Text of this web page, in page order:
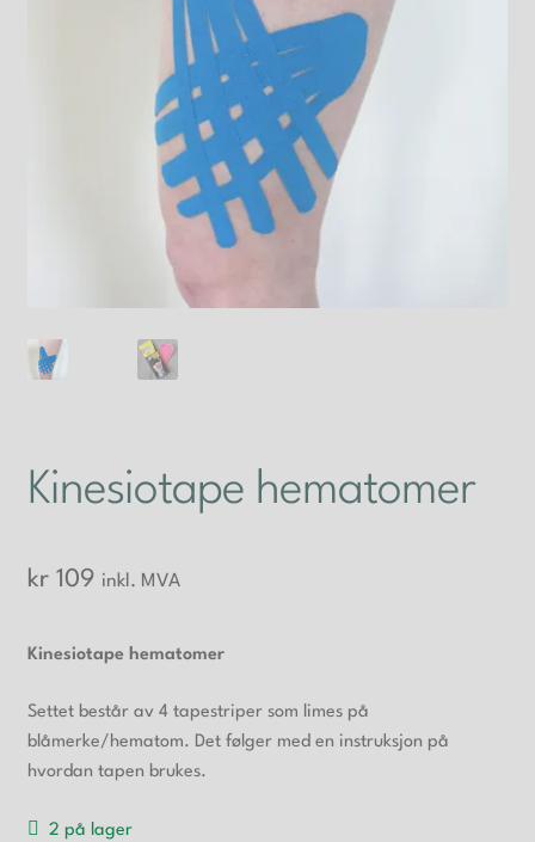
Kinesiotape hematomer
kr109 inkl. MVA
Kinesiotape hematomer
Settet består av 4 tapestriper som limes på
blåmerke/hematom. Det følger med en instruksjon på
hvordan tapen brukes.
2 på lager